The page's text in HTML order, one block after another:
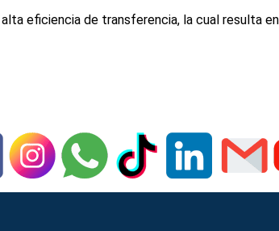
eficiencia de transferencia, la cual resulta